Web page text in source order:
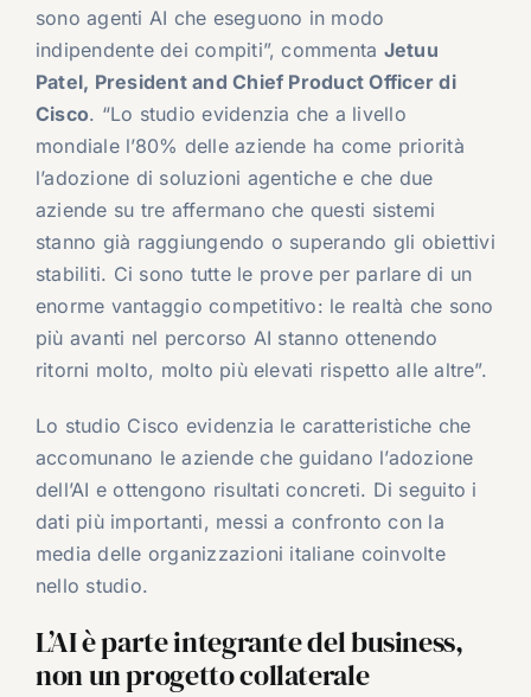
sono agenti AI che eseguono in modo
indipendente dei compiti”, commenta Jetuu
Patel, President and Chief Product Officer di
Cisco. “Lo studio evidenzia che a livello
mondiale l’80% delle aziende ha come priorità
l’adozione di soluzioni agentiche e che due
aziende su tre affermano che questi sistemi
stanno già raggiungendo o superando gli obiettivi
stabiliti. Ci sono tutte le prove per parlare di un
enorme vantaggio competitivo: le realtà che sono
più avanti nel percorso AI stanno ottenendo
ritorni molto, molto più elevati rispetto alle altre”.
Lo studio Cisco evidenzia le caratteristiche che
accomunano le aziende che guidano l’adozione
dell’AI e ottengono risultati concreti. Di seguito i
dati più importanti, messi a confronto con la
media delle organizzazioni italiane coinvolte
nello studio.
L’AI è parte integrante del business,
non un progetto collaterale